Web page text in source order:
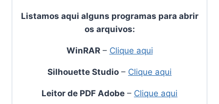
Listamos aqui alguns programas para abrir
os arquivos:
WinRAR– Clique aqui
Silhouette Studio – Clique aqui
Leitor de PDF Adobe – Clique aqui